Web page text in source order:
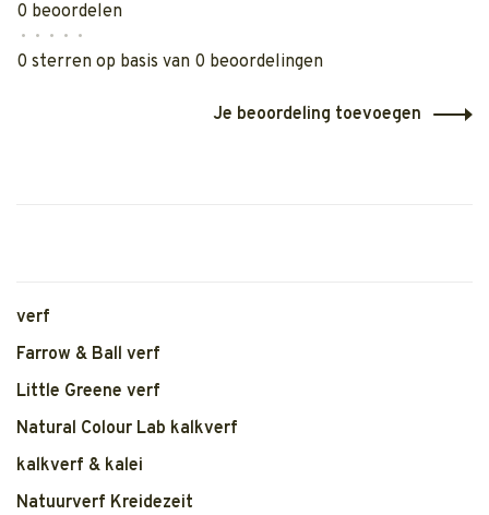
0 beoordelen
• • • • •
0 sterren op basis van 0 beoordelingen
Je beoordeling toevoegen
verf
Farrow & Ball verf
Little Greene verf
Natural Colour Lab kalkverf
kalkverf & kalei
Natuurverf Kreidezeit